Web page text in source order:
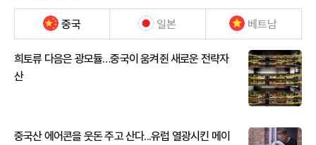
중국 일본 베트남
희토류 다음은 광모듈…중국이 움켜쥔 새로운 전략자
산
중국산 에어콘을 웃돈 주고 산다...유럽 열광시킨 메이